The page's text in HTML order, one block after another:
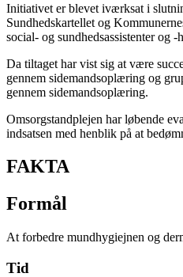
Initiativet er blevet iværksat i
Sundhedskartellet og
social- og sundhedsassistenter og
Da tiltaget har vist sig at være
gennem sidemandsoplæring og
gennem sidemandsoplæring.
Omsorgstandplejen har løbende
indsatsen med henblik på at
FAKTA
Formål
At forbedre mundhygiejnen og
Tid